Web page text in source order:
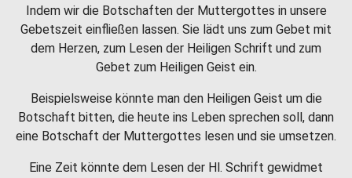
Indem wir die Botschaften der Muttergottes in unsere
Gebetszeit einfließen lassen. Sie lädt uns zum Gebet mit
dem Herzen, zum Lesen der Heiligen Schrift und zum
Gebet zum Heiligen Geist ein.
Beispielsweise könnte man den Heiligen Geist um die
Botschaft bitten, die heute ins Leben sprechen soll, dann
eine Botschaft der Muttergottes lesen und sie umsetzen.
Eine Zeit könnte dem Lesen der Hl. Schrift gewidmet